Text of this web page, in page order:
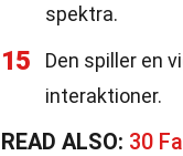
spektra.
15
Den spiller en
interaktioner.
READ ALSO: 30